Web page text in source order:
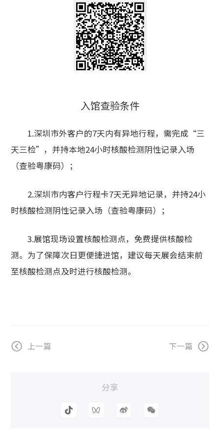
入馆查验条件
1.深圳市外客户的7天内有异地行程，需完成“三
天三检”，并持本地24小时核酸检测阴性记录入场
（查验粤康码）；
2.深圳市内客户行程卡7天无异地记录，并持24小
时核酸检测阴性记录入场（查验粤康码）；
3.展馆现场设置核酸检测点，免费提供核酸检
测。为了保障次日更便捷进馆，建议每天展会结束前
至核酸检测点及时进行核酸检测。
上一篇 下一篇
分享